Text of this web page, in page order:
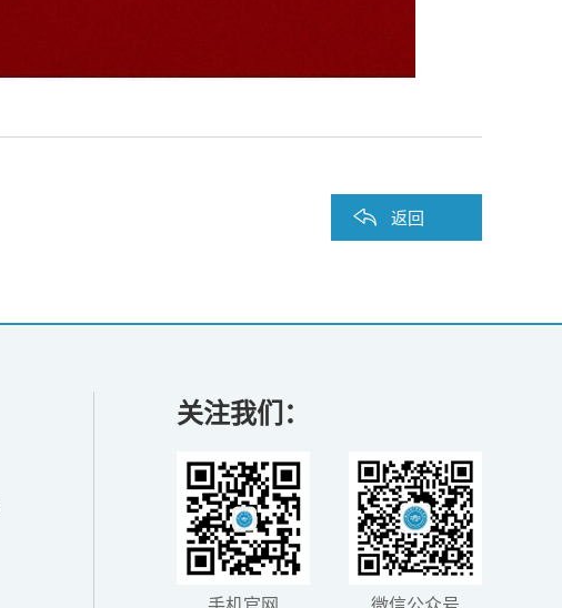
返回
关注我们：